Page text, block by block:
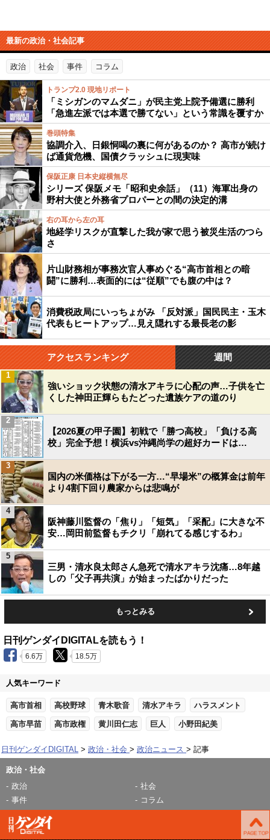
最新の政治・社会記事
政治 社会 事件 コラム
トランプ2.0 現地リポート
「ミシガンのマムダニ」が民主党上院予備選に勝利
「急進左派では本選で勝てない」という常識を覆すか
巻頭特集
協調介入、日銀恫喝の裏に何があるのか？ 高市が続け
ば通貨危機、国債クラッシュに現実味
保阪正康 日本史縦横無尽
シリーズ 保阪メモ「昭和史余話」（11）海軍出身の
野村大使と外務省プロパーとの間の決定的溝
右の耳から左の耳
地経学リスクが直撃した我が家で思う被災生活のつら
さ
片山財務相が事務次官人事めぐる“高市首相との暗
闘”に勝利…表面的には“従順”でも腹の中は？
消費税政局にいっちょがみ 「反対派」国民民主・玉木
代表もヒートアップ…見え隠れする最長老の影
アクセスランキング 週間
強いショック状態の清水アキラに心配の声…子供を亡
くした神田正輝らもたどった遺族ケアの道のり
1
【2026夏の甲子園】初戦で「勝つ高校」「負ける高
校」完全予想！横浜vs沖縄尚学の超好カードは…
2
国内の米価格は下がる一方…“早場米”の概算金は前年
より4割下回り農家からは悲鳴が
3
阪神藤川監督の「焦り」「短気」「采配」に大きな不
安…岡田前監督もチクリ「崩れてる感じするわ」
4
三男・清水良太郎さん急死で清水アキラ沈痛…8年越
しの「父子再共演」が始まったばかりだった
5
もっとみる
日刊ゲンダイDIGITALを読もう！
6.6万 18.5万
人気キーワード
高市首相 高校野球 青木歌音 清水アキラ ハラスメント
高市早苗 高市政権 黄川田仁志 巨人 小野田紀美
日刊ゲンダイDIGITAL 政治・社会 政治ニュース 記事
政治・社会
政治
社会
事件
コラム